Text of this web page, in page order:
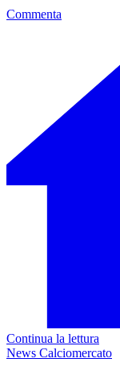
Commenta
Continua la lettura
News Calciomercato